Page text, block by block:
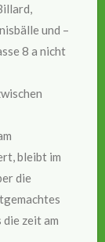
und –
8 a nicht
bleibt im
die
zeit am